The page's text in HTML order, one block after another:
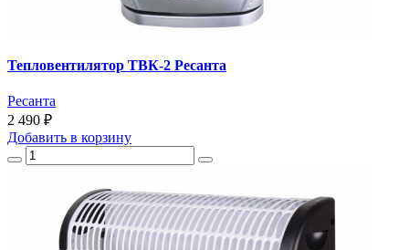
Тепловентилятор ТВК-2 Ресанта
Ресанта
2 490 ₽
Добавить в корзину